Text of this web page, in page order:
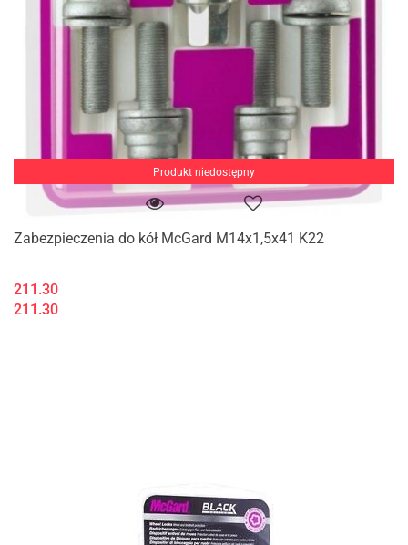
Produkt niedostępny
Zabezpieczenia do kół McGard M14x1,5x41 K22
211.30
211.30